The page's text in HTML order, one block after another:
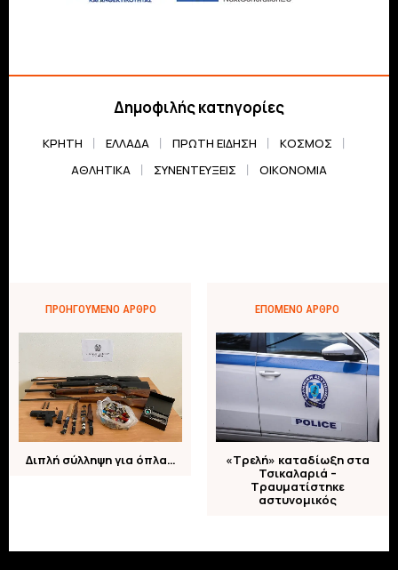
Δημοφιλής κατηγορίες
ΚΡΗΤΗ ΕΛΛΆΔΑ ΠΡΏΤΗ ΕΊΔΗΣΗ
ΚΌΣΜΟΣ
ΑΘΛΗΤΙΚΆ
ΣΥΝΕΝΤΕΎΞΕΙΣ ΟΙΚΟΝΟΜΊΑ
ΠΡΟΗΓΟΎΜΕΝΟ ΆΡΘΡΟ
Διπλή σύλληψη για όπλα…
ΕΠΌΜΕΝΟ ΆΡΘΡΟ
«Τρελή» καταδίωξη στα
Τσικαλαριά –
Τραυματίστηκε
αστυνομικός